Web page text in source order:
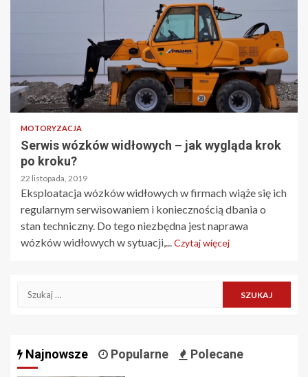
MOTORYZACJA
Serwis wózków widłowych – jak wygląda krok
po kroku?
22 listopada, 2019
Eksploatacja wózków widłowych w firmach wiąże się ich
regularnym serwisowaniem i koniecznością dbania o
stan techniczny. Do tego niezbędna jest naprawa
wózków widłowych w sytuacji,...Czytaj więcej
Szukaj:
Najnowsze Popularne Polecane